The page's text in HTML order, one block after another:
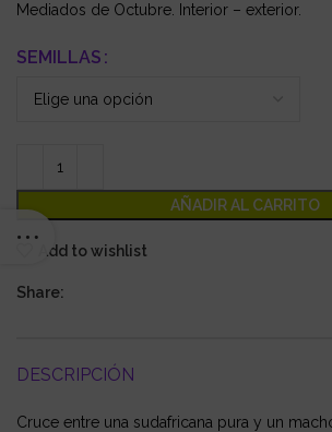
Mediados de Octubre. Interior – exterior.
SEMILLAS
AÑADIR AL CARRITO
Add to wishlist
Share:
DESCRIPCIÓN
Cruce entre una sudafricana pura y un